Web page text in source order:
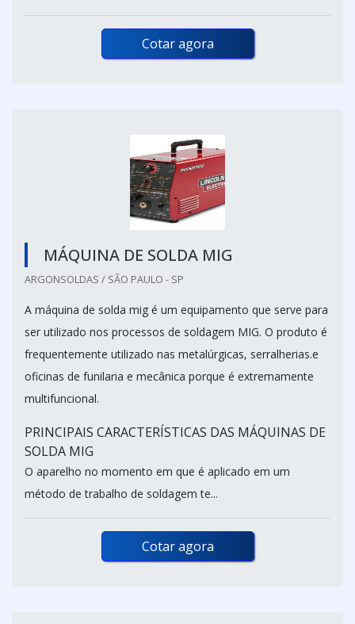
Cotar agora
MÁQUINA DE SOLDA MIG
ARGONSOLDAS / SÃO PAULO - SP
A máquina de solda mig é um equipamento que serve para
ser utilizado nos processos de soldagem MIG. O produto é
frequentemente utilizado nas metalúrgicas, serralherias.e
oficinas de funilaria e mecânica porque é extremamente
multifuncional.
PRINCIPAIS CARACTERÍSTICAS DAS MÁQUINAS DE
SOLDA MIG
O aparelho no momento em que é aplicado em um
método de trabalho de soldagem te...
Cotar agora